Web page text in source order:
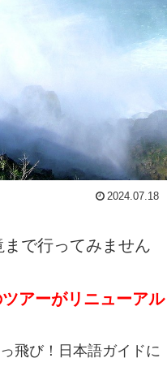
2024.07.18
で行ってみません
アーがリニューアル
飛び！日本語ガイドに